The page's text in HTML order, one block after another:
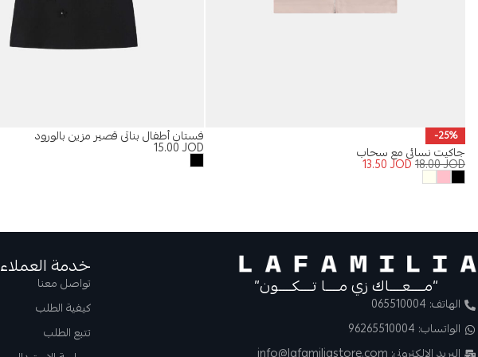
-25%
جاكيت نسائي مع سحاب
18.00JOD
13.50JOD
فستان أطفال بناتي قصير مزين بالورود
15.00JOD
“مــــعــــاك زي مــــا تــــكــــون”
الهاتف: 065510004
الواتساب: 96265510004
خدمة العملاء
تواصل معنا
كيفية الطلب
تتبع الطلب